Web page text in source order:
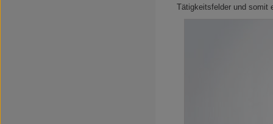
Tätigkeitsfelder und somit